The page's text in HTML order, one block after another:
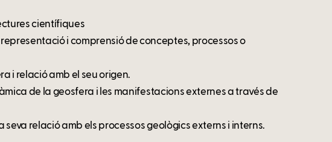
científiques
i comprensió de conceptes, processos o
i relació amb el seu origen.
de la geosfera i les manifestacions externes a través de
seva relació amb els processos geològics externs i interns.